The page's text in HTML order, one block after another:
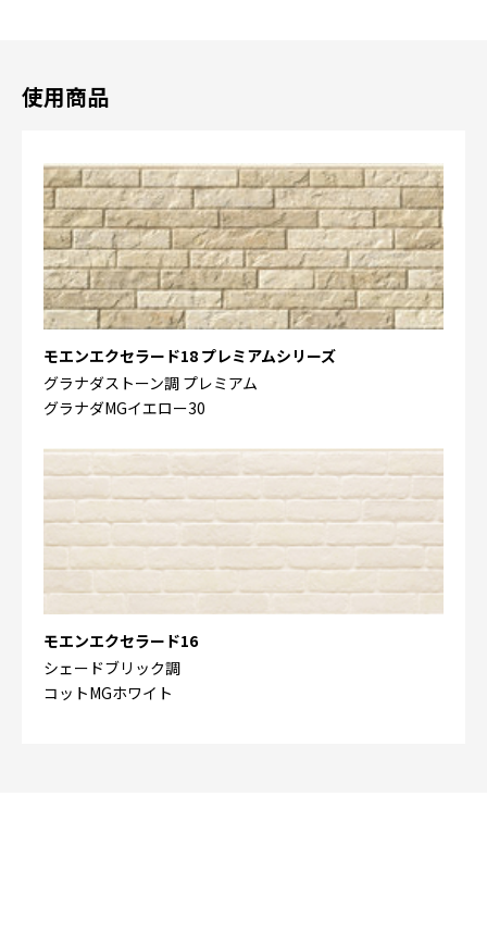
使用商品
モエンエクセラード18 プレミアムシリーズ
グラナダストーン調 プレミアム
グラナダMGイエロー30
モエンエクセラード16
シェードブリック調
コットMGホワイト